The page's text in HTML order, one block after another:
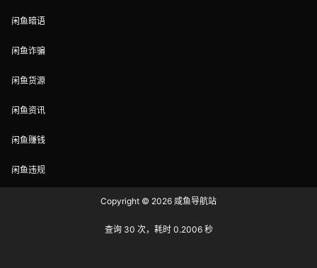
闲鱼暗语
闲鱼诈骗
闲鱼货源
闲鱼资讯
闲鱼赚钱
闲鱼违规
Copyright © 2026 咸鱼导航站
查询 30 次，耗时 0.2006 秒